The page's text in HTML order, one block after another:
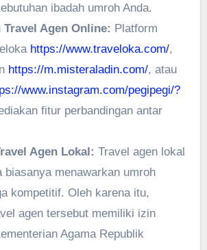
ibadah umroh Anda.
Travel Agen Online: Platform
https://www.traveloka.com/,
https://m.misteraladin.com/, atau
www.instagram.com/pegipegi/?
fitur perbandingan antar
Agen Lokal: Travel agen lokal
biasanya menawarkan umroh
kompetitif. Oleh karena itu,
agen tersebut memiliki izin
Agama Republik